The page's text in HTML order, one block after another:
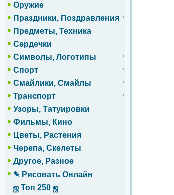
Оружие
Праздники, Поздравления
Предметы, Техника
Сердечки
Символы, Логотипы
Спорт
Смайлики, Смайлы
Транспорт
Узоры, Татуировки
Фильмы, Кино
Цветы, Растения
Черепа, Скелеты
Другое, Разное
✎ Рисовать Онлайн
ஜ Топ 250 ஜ